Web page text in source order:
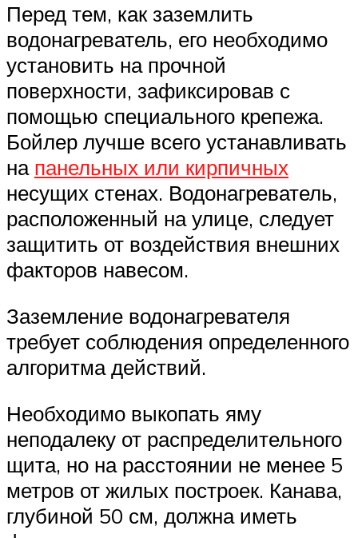
Перед тем, как заземлить
водонагреватель, его необходимо
установить на прочной
поверхности, зафиксировав с
помощью специального крепежа.
Бойлер лучше всего устанавливать
на панельных или кирпичных
несущих стенах. Водонагреватель,
расположенный на улице, следует
защитить от воздействия внешних
факторов навесом.
Заземление водонагревателя
требует соблюдения определенного
алгоритма действий.
Необходимо выкопать яму
неподалеку от распределительного
щита, но на расстоянии не менее 5
метров от жилых построек. Канава,
глубиной 50 см, должна иметь